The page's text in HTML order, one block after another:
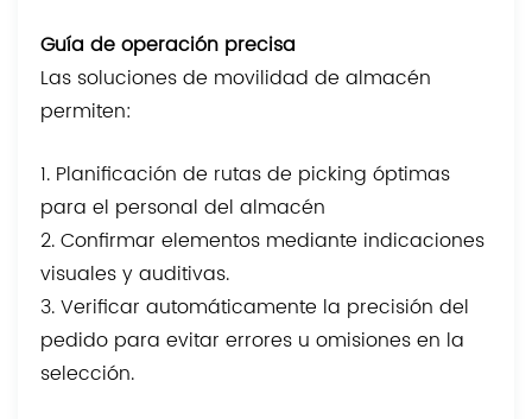
Guía de operación precisa
Las soluciones de movilidad de almacén
permiten:
1. Planificación de rutas de picking óptimas
para el personal del almacén
2. Confirmar elementos mediante indicaciones
visuales y auditivas.
3. Verificar automáticamente la precisión del
pedido para evitar errores u omisiones en la
selección.